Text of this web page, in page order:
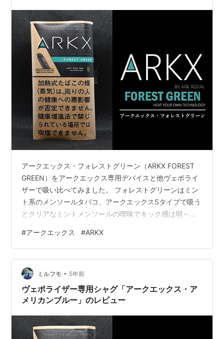
アークエックス・フォレストグリーン（ARKX FOREST
GREEN）をアークエックス専用デバイスと他ヴェポライ
ザーで吸い比べてみました。 フォレストグリーンはミン
ト系のメンソールタバコ、アークエックスSタイプで吸う
とクリアなミントメンソールの喫味でキック感は弱～
す。 ※未成年者の喫煙は、健康に対する悪影響やたばこ
への依存をより強めます。周りの人から勧められても決
して吸ってはいけません。 ヴェポライザー専用シャグ ア
ークエックス・フォレストグリーン（ARKX FOREST
GREEN） ミント・メンソール感強め、キック感に少々バ
ラつきあり ク…
#アークエックス #ARKX
ミルフモ • 5年前
ヴェポライザー専用シャグ「アークエックス・ア
メリカンブルー」のレビュー